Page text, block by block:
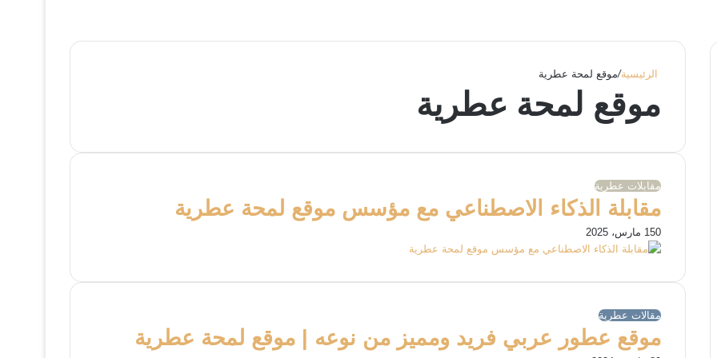
الرئيسية/موقع لمحة عطرية
موقع لمحة عطرية
مقابلات عطرية
مقابلة الذكاء الاصطناعي مع مؤسس موقع لمحة عطرية
15 مارس، 20250
مقالات عطرية
موقع عطور عربي فريد ومميز من نوعه | موقع لمحة عطرية